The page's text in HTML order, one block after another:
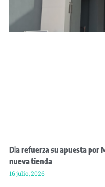
Dia refuerza su apuesta por
nueva tienda
16 julio, 2026